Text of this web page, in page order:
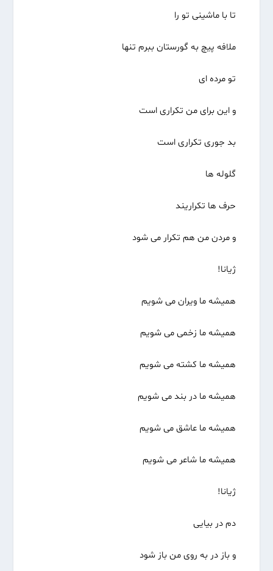
تا با ماشینی تو را
ملافه پیچ به گورستان ببرم تنها
تو مرده ای
و این برای من تکراری است
بد جوری تکراری است
گلوله ها
حرف ها تکراریند
و مردن من هم تکرار می شود
ژیانا!
همیشه ما ویران می شویم
همیشه ما زخمی می شویم
همیشه ما کشته می شویم
همیشه ما در بند می شویم
همیشه ما عاشق می شویم
همیشه ما شاعر می شویم
ژیانا!
دم در بیایی
و باز در به روی من باز شود